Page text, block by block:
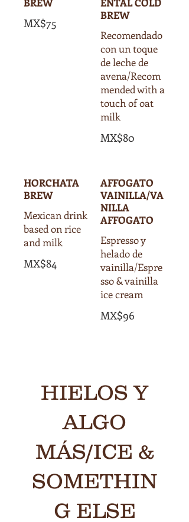
MX$75
BREW
Recomendado
con un toque
de leche de
avena/Recom
mended with a
touch of oat
milk
MX$80
HORCHATA
BREW
Mexican drink
based on rice
and milk
MX$84
AFFOGATO
VAINILLA/VA
NILLA
AFFOGATO
Espresso y
helado de
vainilla/Espre
sso & vainilla
ice cream
MX$96
HIELOS Y
ALGO
MÁS/ICE &
SOMETHIN
G ELSE